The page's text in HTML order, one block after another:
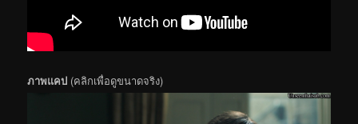
ภาพแคป (คลิกเพื่อดูขนาดจริง)